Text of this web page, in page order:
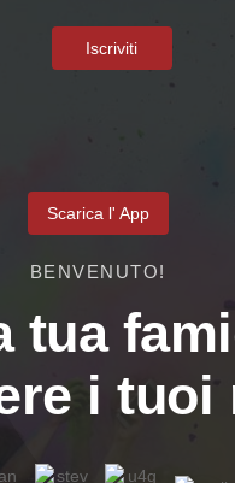
Iscriviti
Scarica l' App
BENVENUTO!
tua
i tuoi